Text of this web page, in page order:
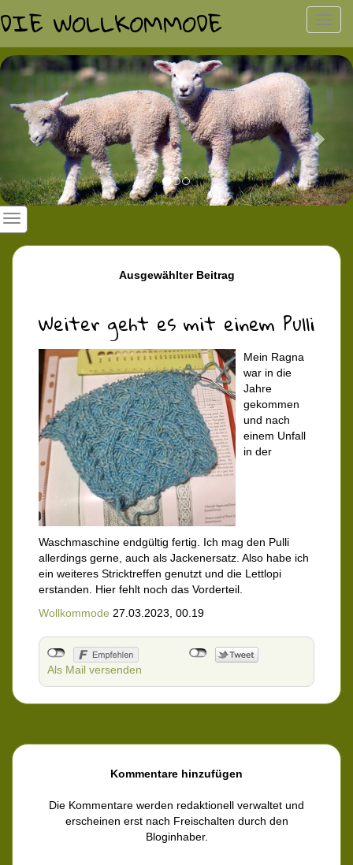
DIE WOLLKOMMODE
Previous
Ausgewählter Beitrag
Weiter geht es mit einem Pulli
Mein Ragna
war in die
Jahre
gekommen
und nach
einem Unfall
in der
Waschmaschine endgültig fertig. Ich mag den Pulli
allerdings gerne, auch als Jackenersatz. Also habe ich
ein weiteres Stricktreffen genutzt und die Lettlopi
erstanden. Hier fehlt noch das Vorderteil.
Wollkommode 27.03.2023, 00.19
Als Mail versenden
Kommentare hinzufügen
Die Kommentare werden redaktionell verwaltet und
erscheinen erst nach Freischalten durch den
Bloginhaber.